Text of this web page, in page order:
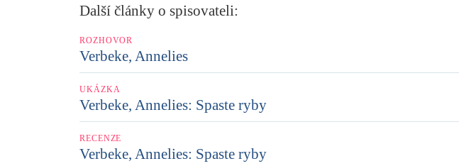
Další články o spisovateli:
ROZHOVOR
Verbeke, Annelies
UKÁZKA
Verbeke, Annelies: Spaste ryby
RECENZE
Verbeke, Annelies: Spaste ryby